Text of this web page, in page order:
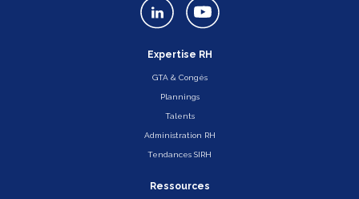
Expertise RH
GTA & Congés
Plannings
Talents
Administration RH
Tendances SIRH
Ressources